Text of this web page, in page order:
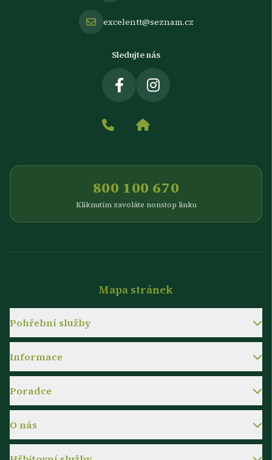
excelentt@seznam.cz
Sledujte nás
800 100 670
Kliknutím zavoláte nonstop linku
Mapa stránek
Pohřební služby
Informace
Poradce
O nás